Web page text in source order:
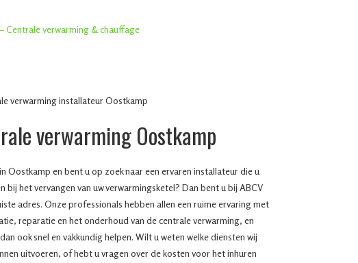
verwarming Oostkamp
Oostkamp en bent u op zoek naar een ervaren installateur die u
bij het vervangen van uw verwarmingsketel? Dan bent u bij ABCV
adres. Onze professionals hebben allen een ruime ervaring met
reparatie en het onderhoud van de centrale verwarming, en
ook snel en vakkundig helpen. Wilt u weten welke diensten wij
uitvoeren, of hebt u vragen over de kosten voor het inhuren